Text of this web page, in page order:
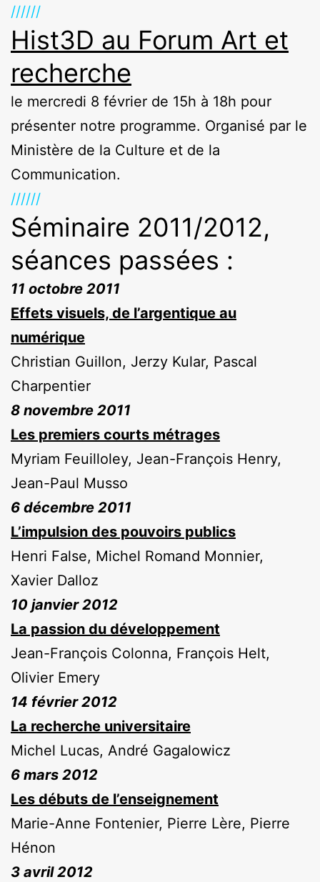
//////
Hist3D au Forum Art et
recherche
le mercredi 8 février de 15h à 18h pour
présenter notre programme. Organisé par le
Ministère de la Culture et de la
Communication.
//////
Séminaire 2011/2012,
séances passées :
11 octobre 2011
Effets visuels, de l’argentique au
numérique
Christian Guillon, Jerzy Kular, Pascal
Charpentier
8 novembre 2011
Les premiers courts métrages
Myriam Feuilloley, Jean-François Henry,
Jean-Paul Musso
6 décembre 2011
L’impulsion des pouvoirs publics
Henri False, Michel Romand Monnier,
Xavier Dalloz
10 janvier 2012
La passion du développement
Jean-François Colonna, François Helt,
Olivier Emery
14 février 2012
La recherche universitaire
Michel Lucas, André Gagalowicz
6 mars 2012
Les débuts de l’enseignement
Marie-Anne Fontenier, Pierre Lère, Pierre
Hénon
3 avril 2012